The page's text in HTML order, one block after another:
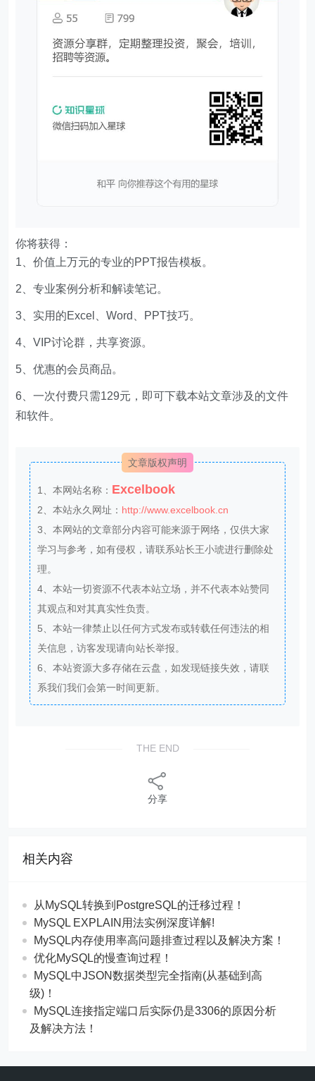
你将获得：
1、价值上万元的专业的PPT报告模板。
2、专业案例分析和解读笔记。
3、实用的Excel、Word、PPT技巧。
4、VIP讨论群，共享资源。
5、优惠的会员商品。
6、一次付费只需129元，即可下载本站文章涉及的文件
和软件。
文章版权声明
1、本网站名称： Excelbook
2、本站永久网址： http://www.excelbook.cn
3、本网站的文章部分内容可能来源于网络，仅供大家
学习与参考，如有侵权，请联系站长王小琥进行删除处
理。
4、本站一切资源不代表本站立场，并不代表本站赞同
其观点和对其真实性负责。
5、本站一律禁止以任何方式发布或转载任何违法的相
关信息，访客发现请向站长举报。
6、本站资源大多存储在云盘，如发现链接失效，请联
系我们我们会第一时间更新。
THE END
分享
相关内容
从MySQL转换到PostgreSQL的迁移过程！
MySQL EXPLAIN用法实例深度详解!
MySQL内存使用率高问题排查过程以及解决方案！
优化MySQL的慢查询过程！
MySQL中JSON数据类型完全指南(从基础到高
级)！
MySQL连接指定端口后实际仍是3306的原因分析
及解决方法！